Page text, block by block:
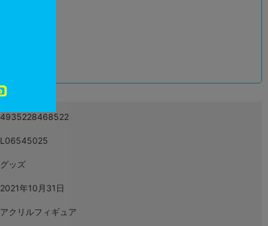
4935228468522
L06545025
グッズ
2021年10月31日
アクリルフィギュア